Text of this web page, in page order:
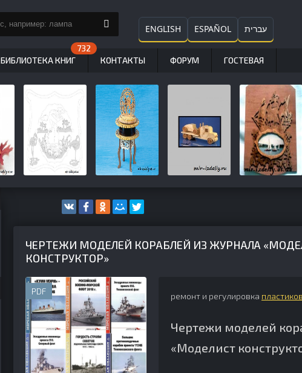
ЧЕРТЕЖИ МОДЕЛЕЙ КОРАБЛЕЙ ИЗ ЖУРНАЛА
КОНСТРУКТОР»
PDF ремонт и регулировка
Чертежи моделей
«Моделист
ENGLISH ESPAÑOL עברית
БИБЛИОТЕКА КНИГ КОНТАКТЫ ФОРУМ ГОСТЕВАЯ